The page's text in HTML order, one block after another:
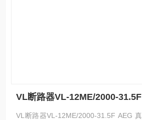
VL断路器VL-12ME/2000-31.5F
VL断路器VL-12ME/2000-31.5F AEG 真空断路器全面符合 G